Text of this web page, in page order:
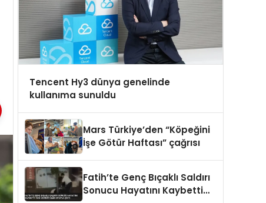
Tencent Hy3 dünya genelinde
kullanıma sunuldu
Mars Türkiye’den “Köpeğini
İşe Götür Haftası” çağrısı
Fatih’te Genç Bıçaklı Saldırı
Sonucu Hayatını Kaybetti